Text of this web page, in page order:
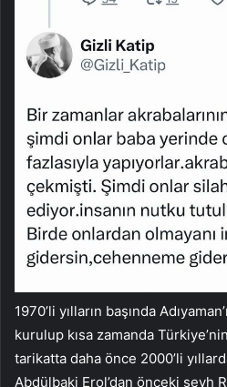
1970’li yılların başında
kurulup kısa zamanda
tarikatta daha önce 2000’li
Abdülbaki Erol’dan önceki şeyh